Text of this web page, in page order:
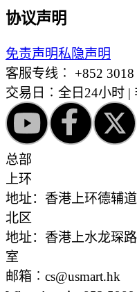
协议声明
免责声明私隐声明
客服专线︰ +852 3018
交易日︰全日24小时 |
总部
上环
地址：香港上环德辅
北区
地址：香港上水龙琛
室
邮箱︰cs@usmart.hk